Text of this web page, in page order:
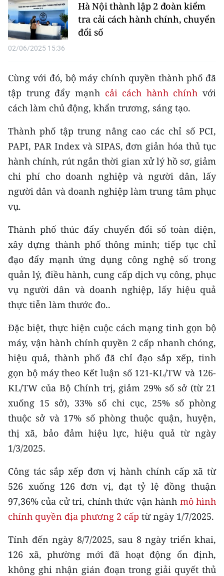
Hà Nội thành lập 2 đoàn kiểm
tra cải cách hành chính, chuyển
đổi số
02/06/2025 15:36
Cùng với đó, bộ máy chính quyền thành phố đã
tập trung đẩy mạnh cải cách hành chính với
cách làm chủ động, khẩn trương, sáng tạo.
Thành phố tập trung nâng cao các chỉ số PCI,
PAPI, PAR Index và SIPAS, đơn giản hóa thủ tục
hành chính, rút ngắn thời gian xử lý hồ sơ, giảm
chi phí cho doanh nghiệp và người dân, lấy
người dân và doanh nghiệp làm trung tâm phục
vụ.
Thành phố thúc đẩy chuyển đổi số toàn diện,
xây dựng thành phố thông minh; tiếp tục chỉ
đạo đẩy mạnh ứng dụng công nghệ số trong
quản lý, điều hành, cung cấp dịch vụ công, phục
vụ người dân và doanh nghiệp, lấy hiệu quả
thực tiễn làm thước đo..
Đặc biệt, thực hiện cuộc cách mạng tinh gọn bộ
máy, vận hành chính quyền 2 cấp nhanh chóng,
hiệu quả, thành phố đã chỉ đạo sắp xếp, tinh
gọn bộ máy theo Kết luận số 121-KL/TW và 126-
KL/TW của Bộ Chính trị, giảm 29% số sở (từ 21
xuống 15 sở), 33% số chi cục, 25% số phòng
thuộc sở và 17% số phòng thuộc quận, huyện,
thị xã, bảo đảm hiệu lực, hiệu quả từ ngày
1/3/2025.
Công tác sắp xếp đơn vị hành chính cấp xã từ
526 xuống 126 đơn vị, đạt tỷ lệ đồng thuận
97,36% của cử tri, chính thức vận hành mô hình
chính quyền địa phương 2 cấp từ ngày 1/7/2025.
Tính đến ngày 8/7/2025, sau 8 ngày triển khai,
126 xã, phường mới đã hoạt động ổn định,
không ghi nhận gián đoạn trong giải quyết thủ